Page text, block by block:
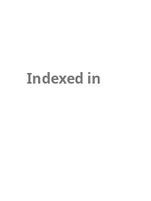
Indexed in